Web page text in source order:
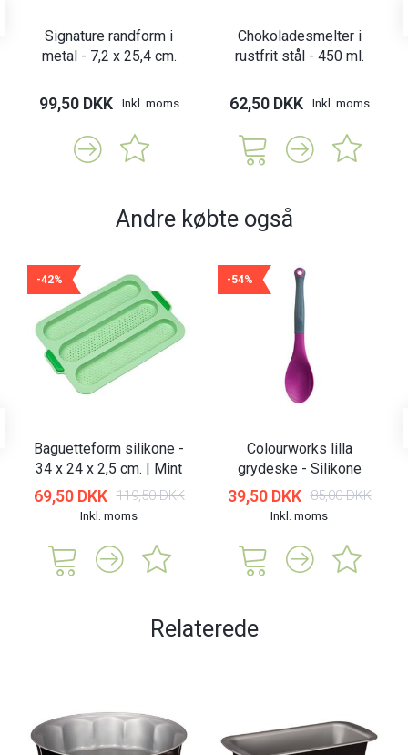
Signature randform i
metal - 7,2 x 25,4 cm.
99,50 DKK Inkl. moms
Chokoladesmelter i
rustfrit stål - 450 ml.
62,50 DKK Inkl. moms
Andre købte også
-42%
Baguetteform silikone -
34 x 24 x 2,5 cm. | Mint
69,50 DKK 119,50 DKK
Inkl. moms
-54%
Colourworks lilla
grydeske - Silikone
39,50 DKK 85,00 DKK
Inkl. moms
Relaterede